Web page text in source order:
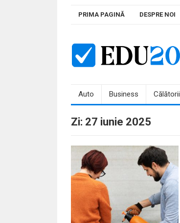
PRIMA PAGINĂ DESPRE NOI
Auto Business Călătorii
Zi: 27 iunie 2025